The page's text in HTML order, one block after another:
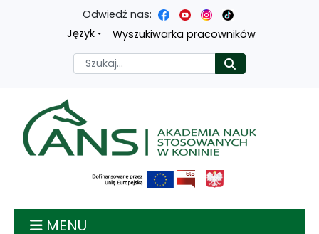
Przejdź
treści
głównej
Przejdź
menu
nawigacyjnego
Przejdź
wyszukiwarki
Przejdź
mapy
strony
Odwiedź nas:
Język
Wyszukiwarka pracowników
Szukaj
Akademia nauk
MENU